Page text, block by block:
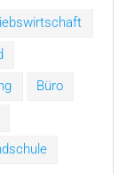
Büro